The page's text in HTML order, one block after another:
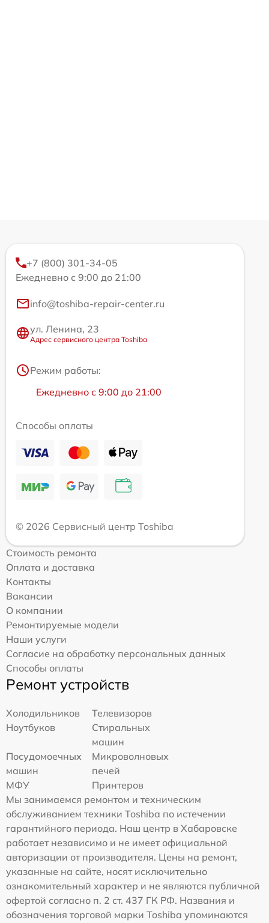
+7 (800) 301-34-05
Ежедневно с 9:00 до 21:00
info@toshiba-repair-center.ru
ул. Ленина, 23
Адрес сервисного центра Toshiba
Режим работы:
Ежедневно с 9:00 до 21:00
Способы оплаты
© 2026 Сервисный центр Toshiba
Стоимость ремонта
Оплата и доставка
Контакты
Вакансии
О компании
Ремонтируемые модели
Наши услуги
Согласие на обработку персональных данных
Способы оплаты
Ремонт устройств
Холодильников
Телевизоров
Ноутбуков
Стиральных
машин
Посудомоечных
машин
Микроволновых
печей
МФУ
Принтеров
Мы занимаемся ремонтом и техническим
обслуживанием техники Toshiba по истечении
гарантийного периода. Наш центр в Хабаровске
работает независимо и не имеет официальной
авторизации от производителя. Цены на ремонт,
указанные на сайте, носят исключительно
ознакомительный характер и не являются публичной
офертой согласно п. 2 ст. 437 ГК РФ. Названия и
обозначения торговой марки Toshiba упоминаются